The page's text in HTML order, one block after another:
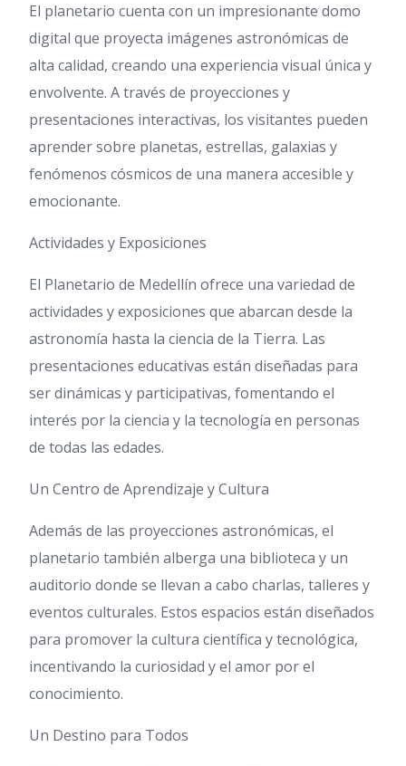
El planetario cuenta con un impresionante domo
digital que proyecta imágenes astronómicas de
alta calidad, creando una experiencia visual única y
envolvente. A través de proyecciones y
presentaciones interactivas, los visitantes pueden
aprender sobre planetas, estrellas, galaxias y
fenómenos cósmicos de una manera accesible y
emocionante.
Actividades y Exposiciones
El Planetario de Medellín ofrece una variedad de
actividades y exposiciones que abarcan desde la
astronomía hasta la ciencia de la Tierra. Las
presentaciones educativas están diseñadas para
ser dinámicas y participativas, fomentando el
interés por la ciencia y la tecnología en personas
de todas las edades.
Un Centro de Aprendizaje y Cultura
Además de las proyecciones astronómicas, el
planetario también alberga una biblioteca y un
auditorio donde se llevan a cabo charlas, talleres y
eventos culturales. Estos espacios están diseñados
para promover la cultura científica y tecnológica,
incentivando la curiosidad y el amor por el
conocimiento.
Un Destino para Todos